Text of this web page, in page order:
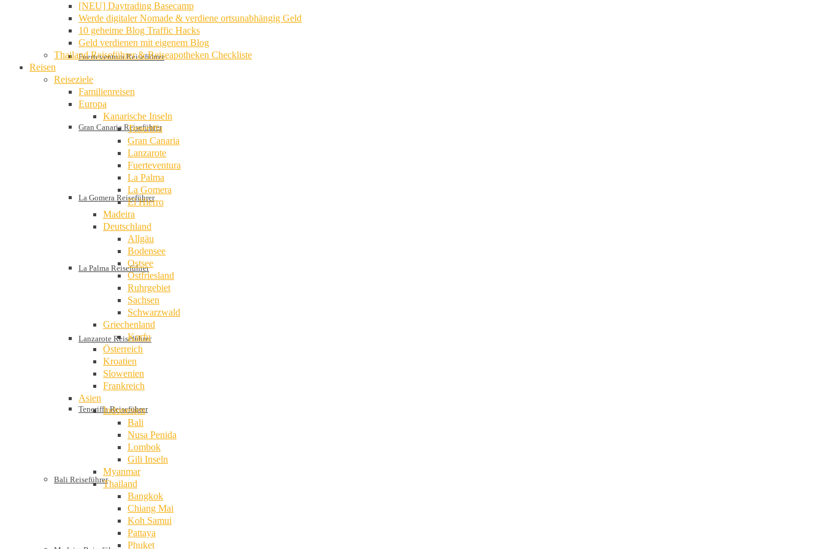
Fuerteventura Reiseführer
Gran Canaria Reiseführer
La Gomera Reiseführer
La Palma Reiseführer
Lanzarote Reiseführer
Teneriffa Reiseführer
Bali Reiseführer
[NEU] Daytrading Basecamp
Werde digitaler Nomade & verdiene ortsunabhängig Geld
10 geheime Blog Traffic Hacks
Geld verdienen mit eigenem Blog
Thailand Reiseführer & Reiseapotheken Checkliste
Reisen
Reiseziele
Familienreisen
Europa
Kanarische Inseln
Teneriffa
Gran Canaria
Lanzarote
Fuerteventura
La Palma
La Gomera
El Hierro
Madeira
Deutschland
Allgäu
Bodensee
Ostsee
Ostfriesland
Ruhrgebiet
Sachsen
Schwarzwald
Griechenland
Korfu
Österreich
Kroatien
Slowenien
Frankreich
Asien
Indonesien
Bali
Nusa Penida
Lombok
Gili Inseln
Myanmar
Thailand
Bangkok
Chiang Mai
Koh Samui
Pattaya
Phuket